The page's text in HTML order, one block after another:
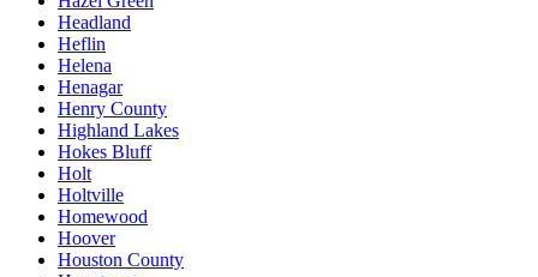
Headland
Heflin
Helena
Henagar
Henry County
Highland Lakes
Hokes Bluff
Holt
Holtville
Homewood
Hoover
Houston County